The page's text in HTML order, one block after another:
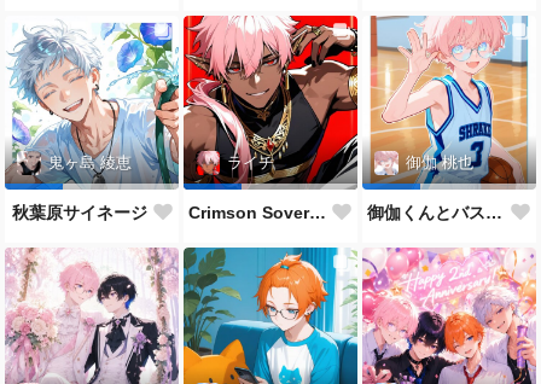
鬼ヶ島 綾恵
秋葉原サイネージ
ライチ
Crimson Sovereign👑
御伽 桃也
御伽くんとバスケ🏀